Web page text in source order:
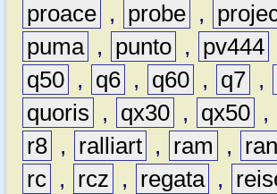
proace , probe ,
puma , punto , pv444
q50 , q6 , q60 , q7 ,
quoris
, qx30 , qx50 ,
r8 , ralliart , ram ,
rc , rcz , regata ,